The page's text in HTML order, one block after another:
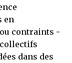
en
contraints -
dans des